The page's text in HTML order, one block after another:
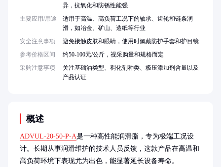
概述
ADVUL-20-50-P-A是一种高性能润滑脂，专为极端工况设
计。长期从事润滑维护的技术人员反馈，这款产品在高温和
高负荷环境下表现尤为出色，能显著延长设备寿命。
异，抗氧化和防锈性能强
主要应用/用途
适用于高温、高负荷工况下的轴承、齿轮和链条润
滑，如冶金、矿山、造纸等行业
安全注意事项
避免接触皮肤和眼睛，使用时佩戴防护手套和护目镜
参考价格区间
约50-100元/公斤，视采购量和规格而定
采购注意事项
关注基础油类型、稠化剂种类、极压添加剂含量以及
产品认证